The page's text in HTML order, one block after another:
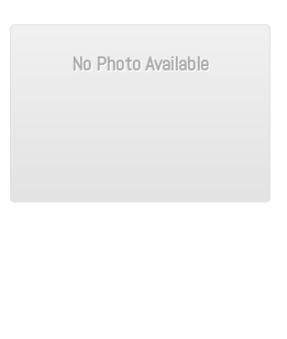
No Photo Available